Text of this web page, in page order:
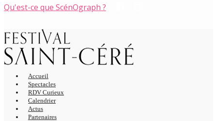
Qu'est-ce que ScénOgraph ?
Accueil
Spectacles
RDV Curieux
Calendrier
Actus
Partenaires